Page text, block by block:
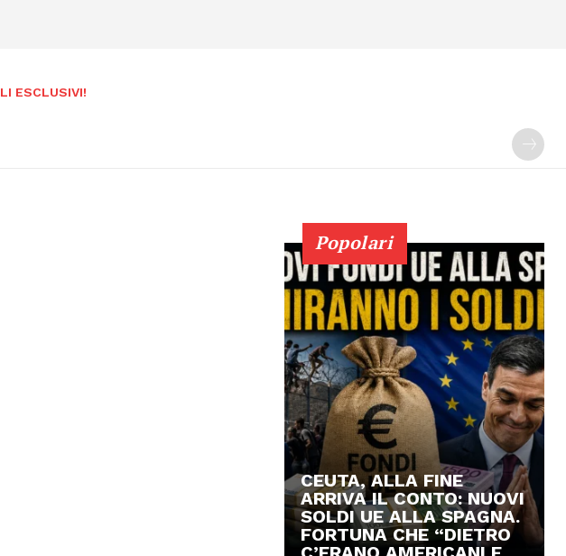
ESCLUSIVI!
Popolari
CEUTA, ALLA FINE
ARRIVA IL CONTO: NUOVI
SOLDI UE ALLA SPAGNA.
FORTUNA CHE “DIETRO